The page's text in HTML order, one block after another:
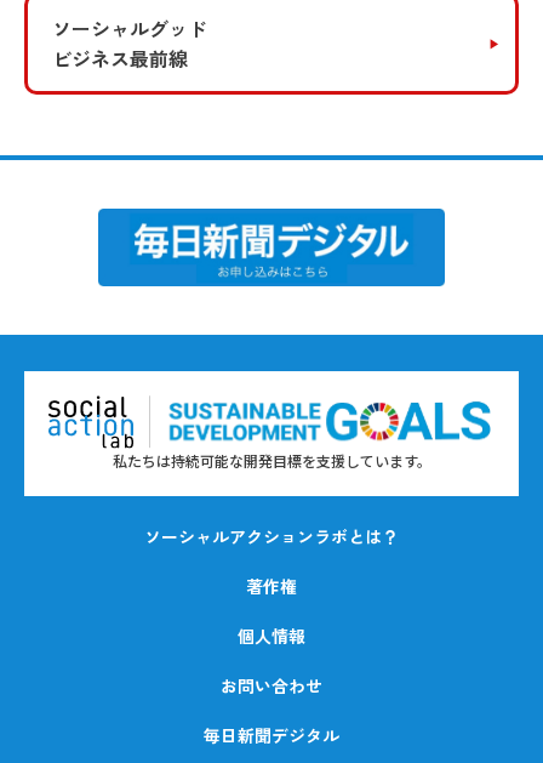
ソーシャルグッド
ビジネス最前線
私たちは持続可能な開発目標を支援しています。
ソーシャルアクションラボとは？
著作権
個人情報
お問い合わせ
毎日新聞デジタル